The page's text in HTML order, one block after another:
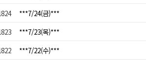
***7/24(금)***
***7/23(목)***
***7/22(수)***